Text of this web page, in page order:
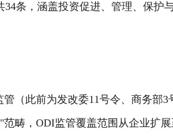
条，涵盖投资促进、管理、保护
（此前为发改委11号令、商务部3
畴，ODI监管覆盖范围从企业扩展